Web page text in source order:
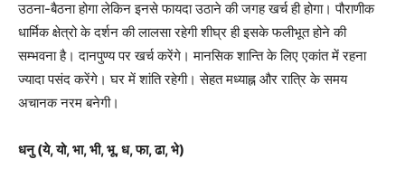
उठना-बैठना होगा लेकिन इनसे फायदा उठाने की जगह खर्च ही होगा। पौराणीक
धार्मिक क्षेत्रो के दर्शन की लालसा रहेगी शीघ्र ही इसके फलीभूत होने की
सम्भवना है। दानपुण्य पर खर्च करेंगे। मानसिक शान्ति के लिए एकांत में रहना
ज्यादा पसंद करेंगे। घर में शांति रहेगी। सेहत मध्याह्न और रात्रि के समय
अचानक नरम बनेगी।
धनु (ये, यो, भा, भी, भू, ध, फा, ढा, भे)